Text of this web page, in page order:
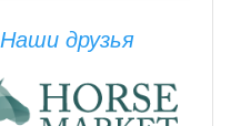
Наши друзья